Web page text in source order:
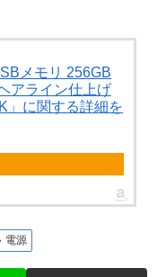
メモリ 256GB
アライン仕上げ
」に関する詳細を
電源